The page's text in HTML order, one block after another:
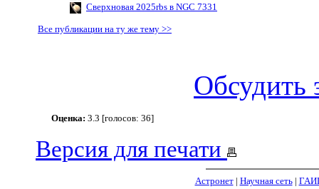
Сверхновая 2025rbs в NGC 7331
Все публикации на ту же тему >>
Обсудить
Оценка: 3.3 [голосов: 36]
Версия для печати
Астронет| Научная сеть|